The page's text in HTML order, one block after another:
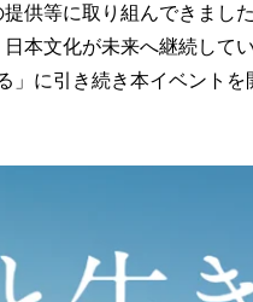
供等に取り組んできまし
本文化が未来へ継続して
」に引き続き本イベントを